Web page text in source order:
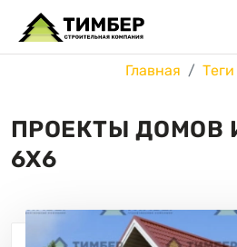
Главная Теги
ПРОЕКТЫ ДОМОВ
6Х6